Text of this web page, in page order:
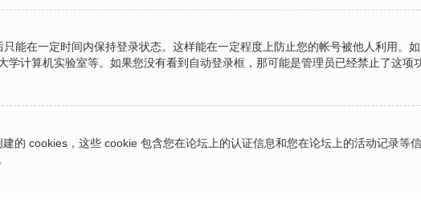
能在一定时间内保持登录状态。这样能在一定程度上防止您的帐号被他人利用。
计算机实验室等。如果您没有看到自动登录框，那可能是管理员已经禁止了这项
的 cookies，这些 cookie 包含您在论坛上的认证信息和您在论坛上的活动记录